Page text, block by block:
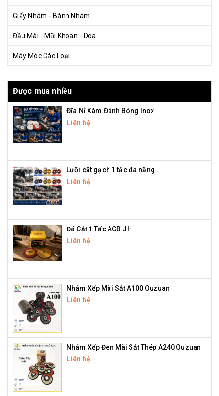
Giấy Nhám - Bánh Nhám
Đầu Mài - Mũi Khoan - Doa
Máy Móc Các Loại
Được mua nhiều
Đĩa Nỉ Xám Đánh Bóng Inox
Liên hệ
Lưỡi cắt gạch 1 tấc đa năng .
Liên hệ
Đá Cắt 1 Tấc ACB JH
Liên hệ
Nhám Xếp Mài Sắt A100 Ouzuan
Liên hệ
Nhám Xếp Đen Mài Sắt Thép A240 Ouzuan
Liên hệ